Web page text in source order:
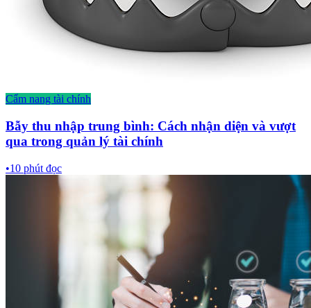
Cẩm nang tài chính
Bẫy thu nhập trung bình: Cách nhận diện và vượt
qua trong quản lý tài chính
•10 phút đọc